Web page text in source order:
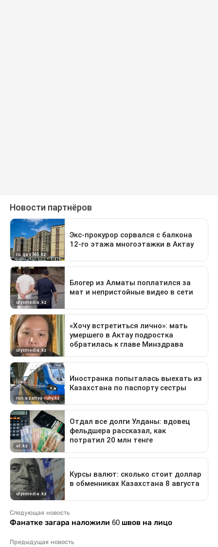
Следующая новость
Фанатке загара наложили 60 швов на лицо
Предыдущая новость